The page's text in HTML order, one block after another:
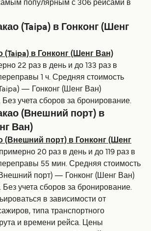
популярным с 306 рейсами в
(Taipa) в Гонконг (Шенг
(Taipa) в Гонконг (Шенг Ван)
22 раз в день и до 133 раз в
1 ч. Средняя стоимость
— Гонконг (Шенг Ван)
Без учета сборов за бронирование.
(Внешний порт) в
Ван)
(Внешний порт) в Гонконг (Шенг
20 раз в день и до 119 раз в
55 мин. Средняя стоимость
порт) — Гонконг (Шенг Ван)
Без учета сборов за бронирование.
в зависимости от
типа транспортного
и времени рейса. Цены